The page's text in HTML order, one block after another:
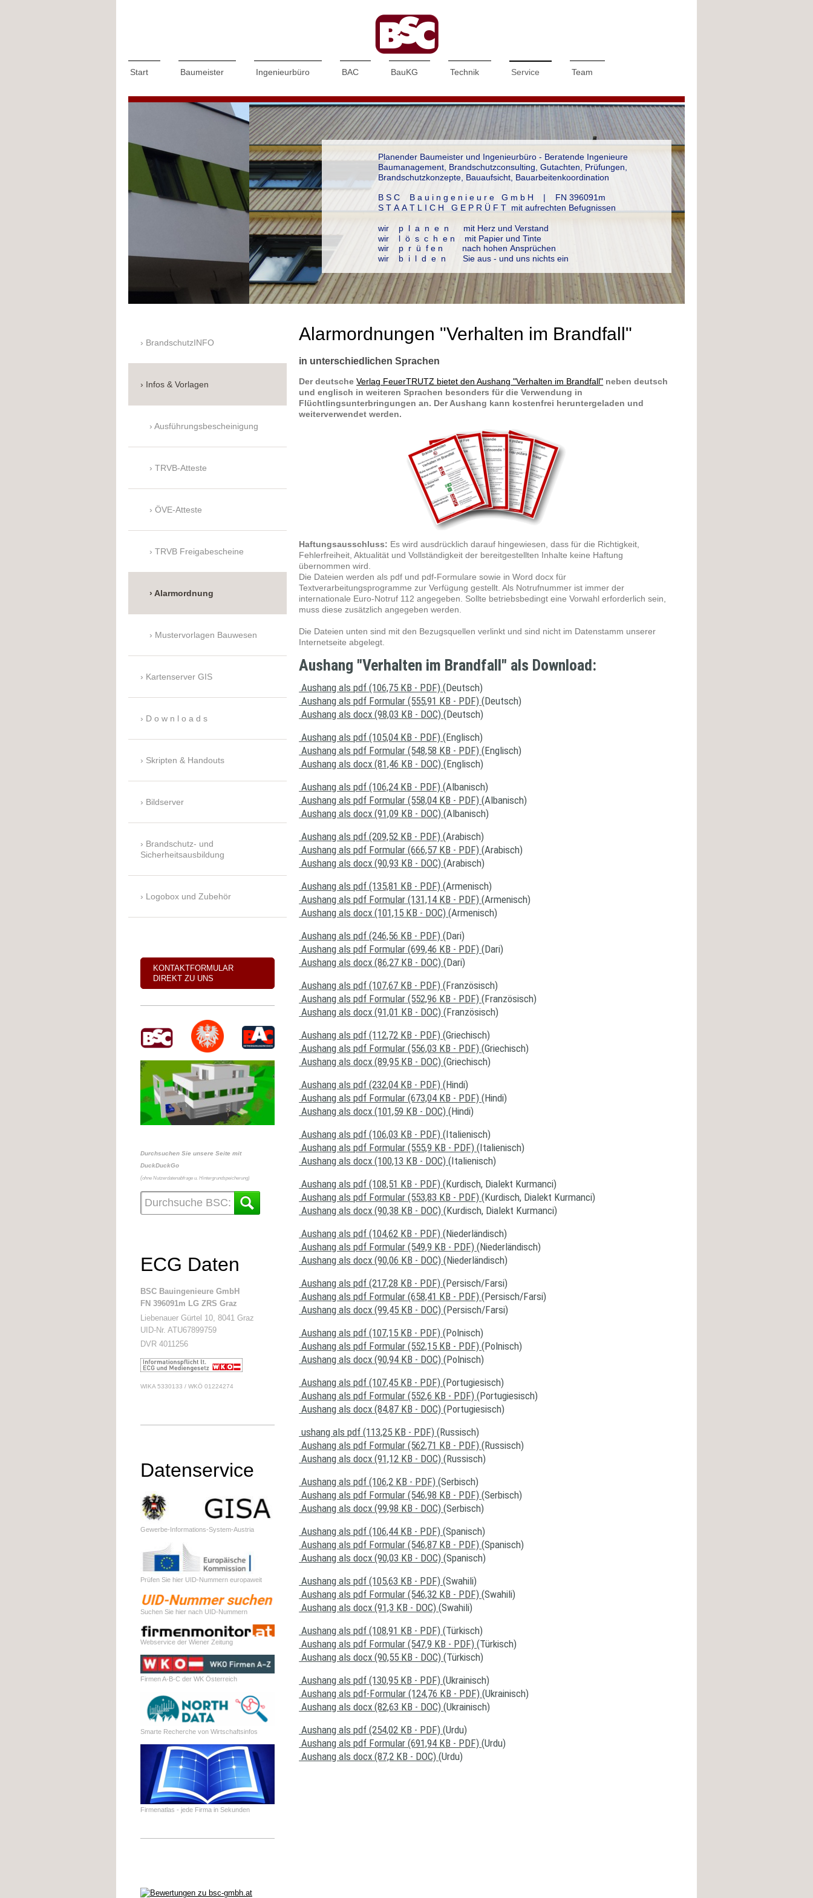
Start Baumeister Ingenieurbüro BAC BauKG Technik Service Team
Planender Baumeister und Ingenieurbüro - Beratende Ingenieure
Baumanagement, Brandschutzconsulting, Gutachten, Prüfungen,
Brandschutzkonzepte, Bauaufsicht, Bauarbeitenkoordination
B S C B a u i n g e n i e u r e G m b H | FN 396091m
S T A A T L I C H G E P R Ü F T mit aufrechten Befugnissen
wir p l a n e n mit Herz und Verstand
wir l ö s c h e n mit Papier und Tinte
wir p r ü f e n nach hohen Ansprüchen
wir b i l d e n Sie aus - und uns nichts ein
Alarmordnungen "Verhalten im Brandfall"
in unterschiedlichen Sprachen
Der deutscheVerlag FeuerTRUTZ bietet den Aushang "Verhalten im Brandfall" neben deutsch
und englisch in weiteren Sprachen besonders für die Verwendung in
Flüchtlingsunterbringungen an. Der Aushang kann kostenfrei heruntergeladen und
weiterverwendet werden.
Haftungsausschluss: Es wird ausdrücklich darauf hingewiesen, dass für die Richtigkeit,
Fehlerfreiheit, Aktualität und Vollständigkeit der bereitgestellten Inhalte keine Haftung
übernommen wird.
Die Dateien werden als pdf und pdf-Formulare sowie in Word docx für
Textverarbeitungsprogramme zur Verfügung gestellt. Als Notrufnummer ist immer der
internationale Euro-Notruf 112 angegeben. Sollte betriebsbedingt eine Vorwahl erforderlich sein,
muss diese zusätzlich angegeben werden.
Die Dateien unten sind mit den Bezugsquellen verlinkt und sind nicht im Datenstamm unserer
Internetseite abgelegt.
Aushang "Verhalten im Brandfall" als Download:
Aushang als pdf (106,75 KB - PDF)(Deutsch)
Aushang als pdf Formular (555,91 KB - PDF)(Deutsch)
Aushang als docx (98,03 KB - DOC)(Deutsch)
Aushang als pdf (105,04 KB - PDF)(Englisch)
Aushang als pdf Formular (548,58 KB - PDF)(Englisch)
Aushang als docx (81,46 KB - DOC)(Englisch)
Aushang als pdf (106,24 KB - PDF)(Albanisch)
Aushang als pdf Formular (558,04 KB - PDF)(Albanisch)
Aushang als docx (91,09 KB - DOC)(Albanisch)
Aushang als pdf (209,52 KB - PDF)(Arabisch)
Aushang als pdf Formular (666,57 KB - PDF)(Arabisch)
Aushang als docx (90,93 KB - DOC)(Arabisch)
Aushang als pdf (135,81 KB - PDF)(Armenisch)
Aushang als pdf Formular (131,14 KB - PDF)(Armenisch)
Aushang als docx (101,15 KB - DOC)(Armenisch)
Aushang als pdf (246,56 KB - PDF)(Dari)
Aushang als pdf Formular (699,46 KB - PDF)(Dari)
Aushang als docx (86,27 KB - DOC)(Dari)
Aushang als pdf (107,67 KB - PDF)(Französisch)
Aushang als pdf Formular (552,96 KB - PDF)(Französisch)
Aushang als docx (91,01 KB - DOC)(Französisch)
Aushang als pdf (112,72 KB - PDF)(Griechisch)
Aushang als pdf Formular (556,03 KB - PDF)(Griechisch)
Aushang als docx (89,95 KB - DOC)(Griechisch)
Aushang als pdf (232,04 KB - PDF)(Hindi)
Aushang als pdf Formular (673,04 KB - PDF)(Hindi)
Aushang als docx (101,59 KB - DOC)(Hindi)
Aushang als pdf (106,03 KB - PDF)(Italienisch)
Aushang als pdf Formular (555,9 KB - PDF)(Italienisch)
Aushang als docx (100,13 KB - DOC)(Italienisch)
Aushang als pdf (108,51 KB - PDF)(Kurdisch, Dialekt Kurmanci)
Aushang als pdf Formular (553,83 KB - PDF)(Kurdisch, Dialekt Kurmanci)
Aushang als docx (90,38 KB - DOC)(Kurdisch, Dialekt Kurmanci)
Aushang als pdf (104,62 KB - PDF)(Niederländisch)
Aushang als pdf Formular (549,9 KB - PDF)(Niederländisch)
Aushang als docx (90,06 KB - DOC)(Niederländisch)
Aushang als pdf (217,28 KB - PDF)(Persisch/Farsi)
Aushang als pdf Formular (658,41 KB - PDF)(Persisch/Farsi)
Aushang als docx (99,45 KB - DOC)(Persisch/Farsi)
Aushang als pdf (107,15 KB - PDF)(Polnisch)
Aushang als pdf Formular (552,15 KB - PDF)(Polnisch)
Aushang als docx (90,94 KB - DOC)(Polnisch)
Aushang als pdf (107,45 KB - PDF)(Portugiesisch)
Aushang als pdf Formular (552,6 KB - PDF)(Portugiesisch)
Aushang als docx (84,87 KB - DOC)(Portugiesisch)
ushang als pdf (113,25 KB - PDF)(Russisch)
Aushang als pdf Formular (562,71 KB - PDF)(Russisch)
Aushang als docx (91,12 KB - DOC)(Russisch)
Aushang als pdf (106,2 KB - PDF)(Serbisch)
Aushang als pdf Formular (546,98 KB - PDF)(Serbisch)
Aushang als docx (99,98 KB - DOC)(Serbisch)
Aushang als pdf (106,44 KB - PDF)(Spanisch)
Aushang als pdf Formular (546,87 KB - PDF)(Spanisch)
Aushang als docx (90,03 KB - DOC)(Spanisch)
Aushang als pdf (105,63 KB - PDF)(Swahili)
Aushang als pdf Formular (546,32 KB - PDF)(Swahili)
Aushang als docx (91,3 KB - DOC)(Swahili)
Aushang als pdf (108,91 KB - PDF)(Türkisch)
Aushang als pdf Formular (547,9 KB - PDF)(Türkisch)
Aushang als docx (90,55 KB - DOC)(Türkisch)
Aushang als pdf (130,95 KB - PDF)(Ukrainisch)
Aushang als pdf-Formular (124,76 KB - PDF)(Ukrainisch)
Aushang als docx (82,63 KB - DOC)(Ukrainisch)
Aushang als pdf (254,02 KB - PDF)(Urdu)
Aushang als pdf Formular (691,94 KB - PDF)(Urdu)
Aushang als docx (87,2 KB - DOC)(Urdu)
BrandschutzINFO
Infos & Vorlagen
Ausführungsbescheinigung
TRVB-Atteste
ÖVE-Atteste
TRVB Freigabescheine
Alarmordnung
Mustervorlagen Bauwesen
Kartenserver GIS
D o w n l o a d s
Skripten & Handouts
Bildserver
Brandschutz- und
Sicherheitsausbildung
Logobox und Zubehör
KONTAKTFORMULAR
DIREKT ZU UNS
Durchsuchen Sie unsere Seite mit
DuckDuckGo
(ohne Nutzerdatenabfrage u. Hintergrundspeicherung)
ECG Daten
BSC Bauingenieure GmbH
FN 396091m LG ZRS Graz
Liebenauer Gürtel 10, 8041 Graz
UID-Nr. ATU67899759
DVR 4011256
WIKA 5330133 / WKÖ 01224274
Datenservice
Gewerbe-Informations-System-Austria
Prüfen Sie hier UID-Nummern europaweit
Suchen Sie hier nach UID-Nummern
Webservice der Wiener Zeitung
Firmen A-B-C der WK Österreich
Smarte Recherche von Wirtschaftsinfos
Firmenatlas - jede Firma in Sekunden